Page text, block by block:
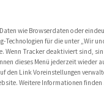
wie Browserdaten oder
Technologien für die unter „Wir
Wenn Tracker deaktiviert sind,
dieses Menü jederzeit wieder
den Link Voreinstellungen
Weitere Informationen finden